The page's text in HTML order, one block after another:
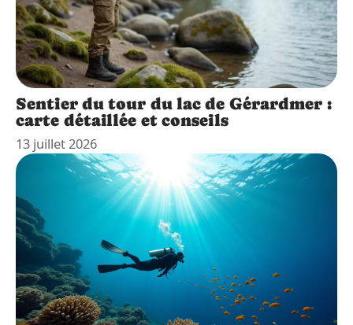
Sentier du tour du lac de Gérardmer :
carte détaillée et conseils
13 juillet 2026